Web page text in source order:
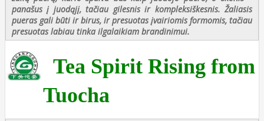
panašus į juodąjį, tačiau gilesnis ir kompleksiškesnis. Žaliasis
pueras gali būti ir birus, ir presuotas įvairiomis formomis, tačiau
presuotas labiau tinka ilgalaikiam brandinimui.
Tea Spirit Rising from
Tuocha